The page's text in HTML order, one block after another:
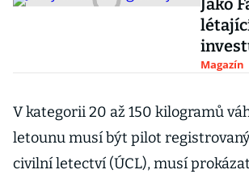
Jako
Magazín
V kategorii 20 až 150 kilogramů
letounu musí být pilot
civilní letectví (ÚCL), musí